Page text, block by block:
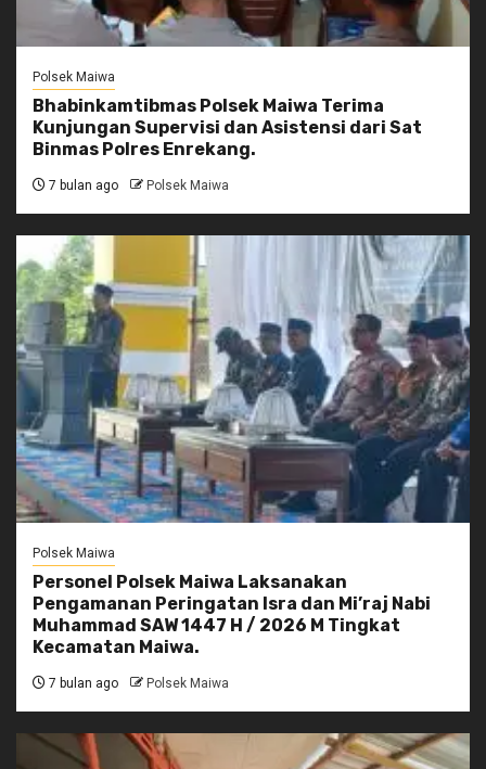
Polsek Maiwa
Bhabinkamtibmas Polsek Maiwa Terima
Kunjungan Supervisi dan Asistensi dari Sat
Binmas Polres Enrekang.
7 bulan ago Polsek Maiwa
Polsek Maiwa
Personel Polsek Maiwa Laksanakan
Pengamanan Peringatan Isra dan Mi’raj Nabi
Muhammad SAW 1447 H / 2026 M Tingkat
Kecamatan Maiwa.
7 bulan ago Polsek Maiwa